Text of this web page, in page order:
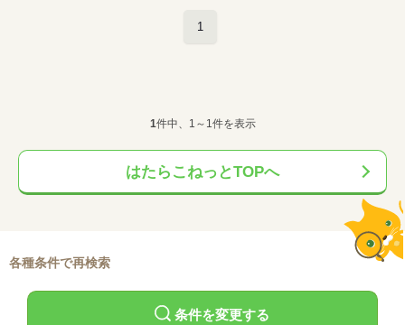
1
1件中、1～1件を表示
はたらこねっとTOPへ
各種条件で再検索
条件を変更する